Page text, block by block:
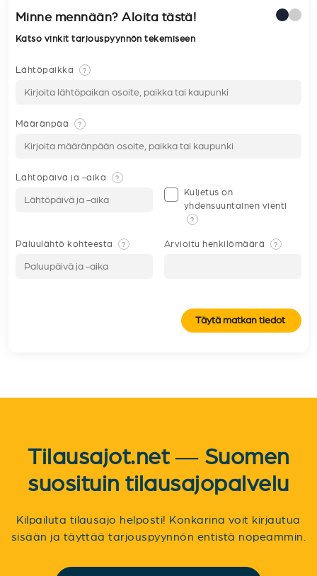
Minne mennään? Aloita tästä!
Katso vinkit tarjouspyynnön tekemiseen
Lähtöpaikka ?
Määränpää ?
Lähtöpäivä ja -aika ?
Kuljetus on
yhdensuuntainen vienti
?
Paluulähtö kohteesta ? Arvioitu henkilömäärä ?
Täytä matkan tiedot
Tilausajot.net — Suomen
suosituin tilausajopalvelu
Kilpailuta tilausajo helposti! Konkarina voit kirjautua
sisään ja täyttää tarjouspyynnön entistä nopeammin.